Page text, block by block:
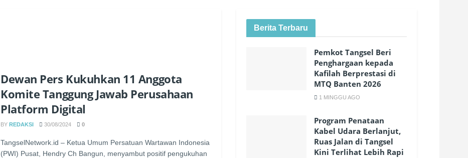
Dewan Pers Kukuhkan 11 Anggota
Komite Tanggung Jawab Perusahaan
Platform Digital
BY REDAKSI 30/08/2024 0
TangselNetwork.id – Ketua Umum Persatuan Wartawan Indonesia
(PWI) Pusat, Hendry Ch Bangun, menyambut positif pengukuhan
Berita Terbaru
Pemkot Tangsel Beri
Penghargaan kepada
Kafilah Berprestasi di
MTQ Banten 2026
1 MINGGU AGO
Program Penataan
Kabel Udara Berlanjut,
Ruas Jalan di Tangsel
Kini Terlihat Lebih Rapi